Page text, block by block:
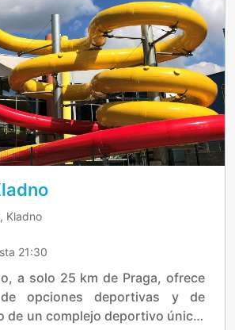
Kladno
21:30
a solo 25 km de Praga, ofrece
opciones deportivas y de
de un complejo deportivo único.